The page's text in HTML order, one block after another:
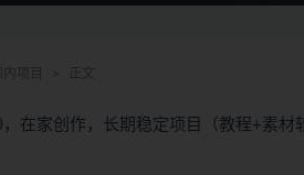
在家创作，长期稳定项目（教程+素材